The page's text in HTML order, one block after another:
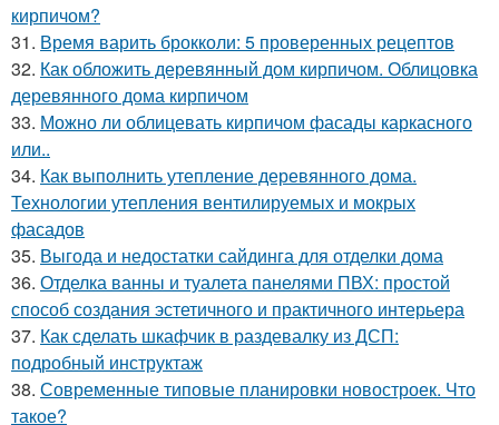
кирпичом?
31. Время варить брокколи: 5 проверенных рецептов
32. Как обложить деревянный дом кирпичом. Облицовка
деревянного дома кирпичом
33. Можно ли облицевать кирпичом фасады каркасного
или..
34. Как выполнить утепление деревянного дома.
Технологии утепления вентилируемых и мокрых
фасадов
35. Выгода и недостатки сайдинга для отделки дома
36. Отделка ванны и туалета панелями ПВХ: простой
способ создания эстетичного и практичного интерьера
37. Как сделать шкафчик в раздевалку из ДСП:
подробный инструктаж
38. Современные типовые планировки новостроек. Что
такое?